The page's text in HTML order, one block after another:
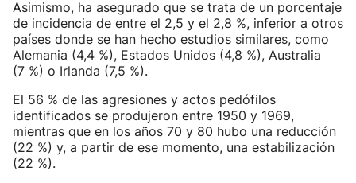
Asimismo, ha asegurado que se trata de un porcentaje
de incidencia de entre el 2,5 y el 2,8 %, inferior a otros
países donde se han hecho estudios similares, como
Alemania (4,4 %), Estados Unidos (4,8 %), Australia
(7 %) o Irlanda (7,5 %).
El 56 % de las agresiones y actos pedófilos
identificados se produjeron entre 1950 y 1969,
mientras que en los años 70 y 80 hubo una reducción
(22 %) y, a partir de ese momento, una estabilización
(22 %).